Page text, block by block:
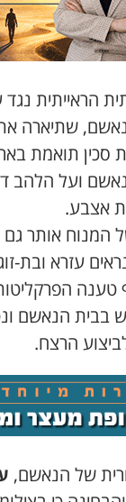
הראייתית נגד
שתיארה
סכין תואמת
ועל הלהב
אצבע.
המנוח אותר
עזרא ובת-
טענה
בבית הנאשם
הרצח.
של הנאשם,